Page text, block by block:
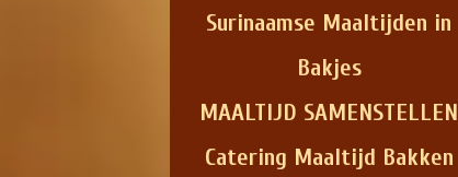
Surinaamse Maaltijden in
Bakjes
MAALTIJD SAMENSTELLEN
Catering Maaltijd Bakken